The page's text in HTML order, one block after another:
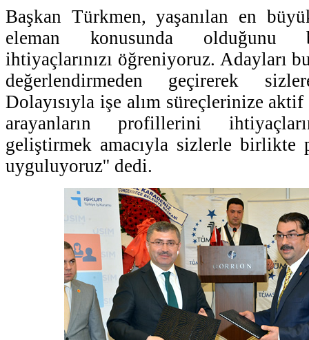
Başkan Türkmen, yaşanılan en
eleman konusunda olduğunu
ihtiyaçlarınızı öğreniyoruz. Adayları
değerlendirmeden geçirerek
Dolayısıyla işe alım süreçlerinize
arayanların profillerini
geliştirmek amacıyla sizlerle birlikte
uyguluyoruz'' dedi.